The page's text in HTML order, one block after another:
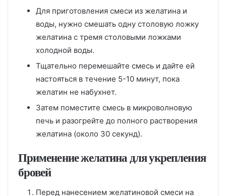
Для приготовления смеси из желатина и
воды, нужно смешать одну столовую ложку
желатина с тремя столовыми ложками
холодной воды.
Тщательно перемешайте смесь и дайте ей
настояться в течение 5-10 минут, пока
желатин не набухнет.
Затем поместите смесь в микроволновую
печь и разогрейте до полного растворения
желатина (около 30 секунд).
Применение желатина для укрепления
бровей
Перед нанесением желатиновой смеси на